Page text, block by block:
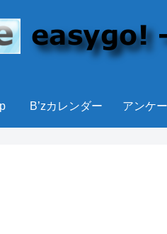
B’zカレンダー アンケ